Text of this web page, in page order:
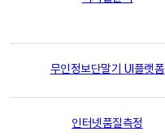
무인정보단말기 UI플랫폼
인터넷품질측정